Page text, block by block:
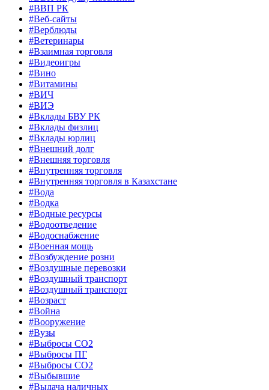
#ВВП РК
#Веб-сайты
#Верблюды
#Ветеринары
#Взаимная торговля
#Видеоигры
#Вино
#Витамины
#ВИЧ
#ВИЭ
#Вклады БВУ РК
#Вклады физлиц
#Вклады юрлиц
#Внешний долг
#Внешняя торговля
#Внутренняя торговля
#Внутренняя торговля в Казахстане
#Вода
#Водка
#Водные ресурсы
#Водоотведение
#Водоснабжение
#Военная мощь
#Возбуждение розни
#Воздушные перевозки
#Воздушный транспорт
#Воздушный транспорт
#Возраст
#Война
#Вооружение
#Вузы
#Выбросы CO2
#Выбросы ПГ
#Выбросы СО2
#Выбывшие
#Выдача наличных